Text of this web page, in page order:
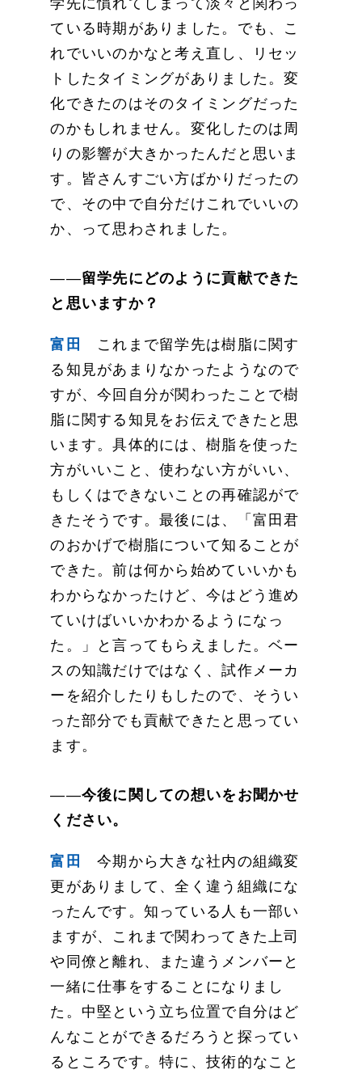
学先に慣れてしまって淡々と関わっ
ている時期がありました。でも、こ
れでいいのかなと考え直し、リセッ
トしたタイミングがありました。変
化できたのはそのタイミングだった
のかもしれません。変化したのは周
りの影響が大きかったんだと思いま
す。皆さんすごい方ばかりだったの
で、その中で自分だけこれでいいの
か、って思わされました。
――留学先にどのように貢献できた
と思いますか？
富田
これまで留学先は樹脂に関す
る知見があまりなかったようなので
すが、今回自分が関わったことで樹
脂に関する知見をお伝えできたと思
います。具体的には、樹脂を使った
方がいいこと、使わない方がいい、
もしくはできないことの再確認がで
きたそうです。最後には、「富田君
のおかげで樹脂について知ることが
できた。前は何から始めていいかも
わからなかったけど、今はどう進め
ていけばいいかわかるようになっ
た。」と言ってもらえました。ベー
スの知識だけではなく、試作メーカ
ーを紹介したりもしたので、そうい
った部分でも貢献できたと思ってい
ます。
――今後に関しての想いをお聞かせ
ください。
富田
今期から大きな社内の組織変
更がありまして、全く違う組織にな
ったんです。知っている人も一部い
ますが、これまで関わってきた上司
や同僚と離れ、また違うメンバーと
一緒に仕事をすることになりまし
た。中堅という立ち位置で自分はど
んなことができるだろうと探ってい
るところです。特に、技術的なこと